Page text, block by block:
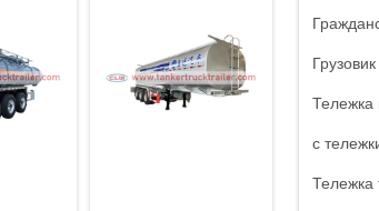
Тележка
с
Тележка